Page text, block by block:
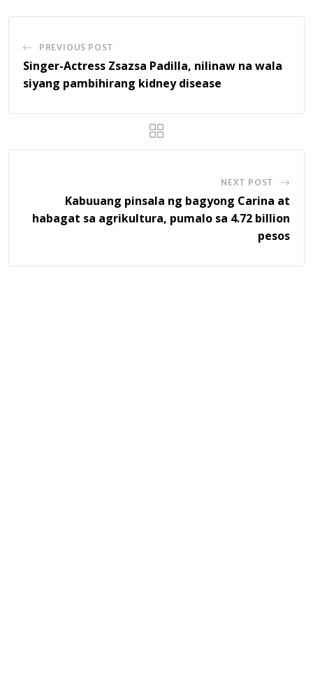
PREVIOUS POST
Singer-Actress Zsazsa Padilla, nilinaw na wala
siyang pambihirang kidney disease
NEXT POST
Kabuuang pinsala ng bagyong Carina at
habagat sa agrikultura, pumalo sa 4.72 billion
pesos